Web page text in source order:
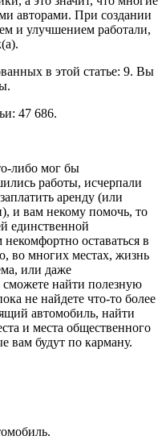
авторами. При создании
и улучшением работали,
в этой статье: 9. Вы
47 686.
либо мог бы
работы, исчерпали
аренду (или
и вам некому помочь, то
единственной
оставаться в
во многих местах, жизнь
или даже
сможете найти полезную
не найдете что-то более
автомобиль, найти
и места общественного
вам будут по карману.